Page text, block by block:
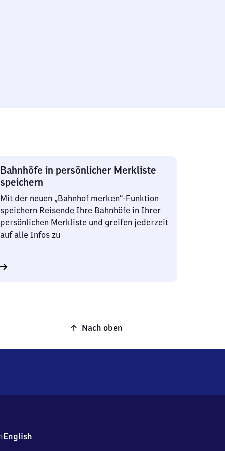
Bahnhöfe in persönlicher Merkliste
speichern
Mit der neuen „Bahnhof merken“-Funktion
speichern Reisende Ihre Bahnhöfe in Ihrer
persönlichen Merkliste und greifen jederzeit
auf alle Infos zu
Nach oben
English